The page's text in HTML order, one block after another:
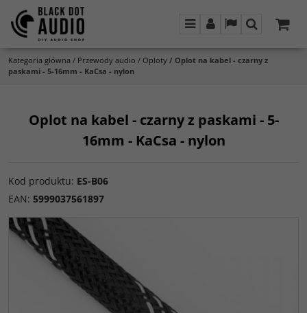
MenuPanel LangSzukaj
Kategoria główna / Przewody audio / Oploty / Oplot na kabel - czarny z
paskami - 5-16mm - KaCsa - nylon
Oplot na kabel - czarny z paskami - 5-
16mm - KaCsa - nylon
Kod produktu: ES-B06
EAN: 5999037561897